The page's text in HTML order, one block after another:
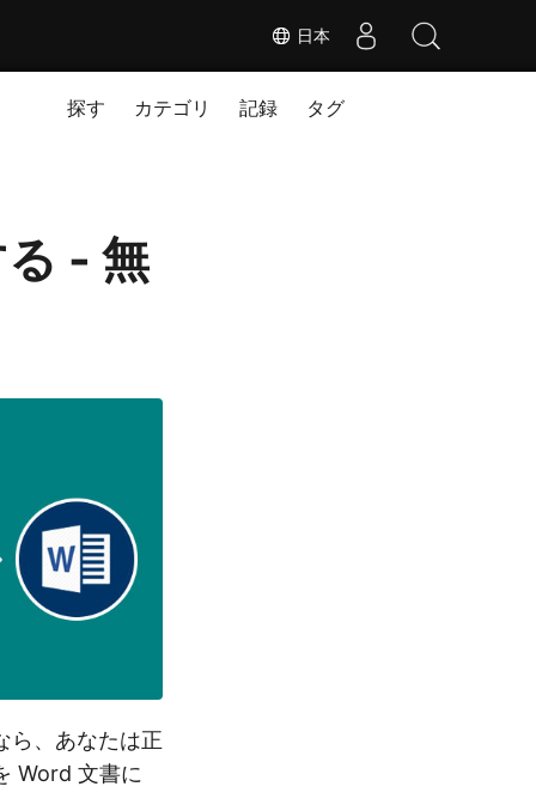
日本
探す カテゴリ 記録 タグ
- 無
ら、あなたは正
Word 文書に